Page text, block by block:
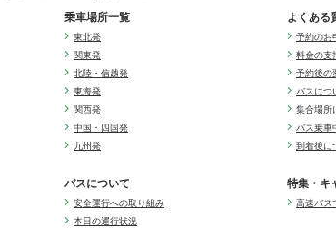
乗車場所一覧
東北発
関東発
北陸・信越発
東海発
関西発
中国・四国発
九州発
よくある
予約のお
料金の支
予約後の
バスにつ
集合場所
バス乗車
到着後に
バスについて
安全運行への取り組み
本日の運行状況
特集・キ
高速バス